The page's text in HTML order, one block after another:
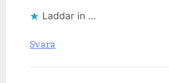
Laddar in …
Svara